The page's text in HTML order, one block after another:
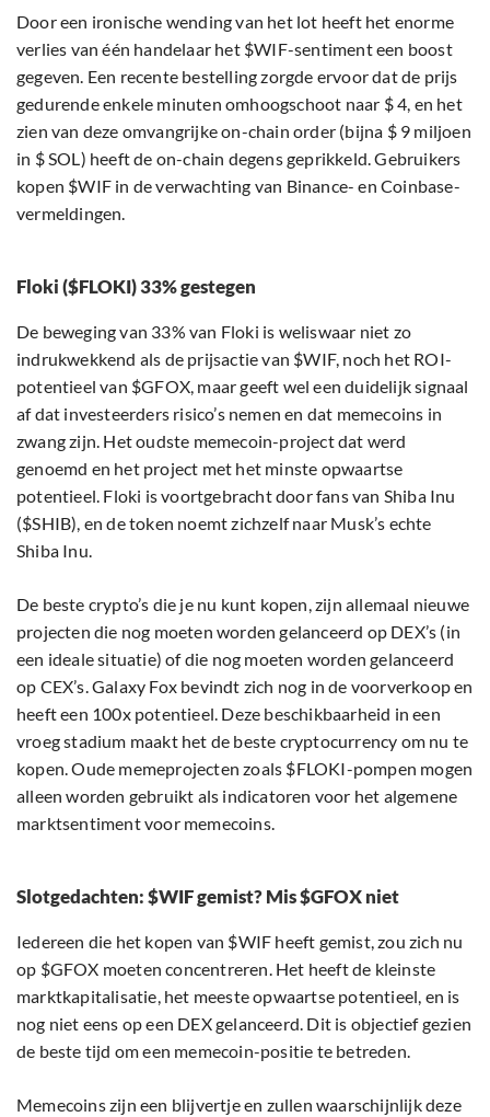
Door een ironische wending van het lot heeft het enorme
verlies van één handelaar het $WIF-sentiment een boost
gegeven. Een recente bestelling zorgde ervoor dat de prijs
gedurende enkele minuten omhoogschoot naar $ 4, en het
zien van deze omvangrijke on-chain order (bijna $ 9 miljoen
in $ SOL) heeft de on-chain degens geprikkeld. Gebruikers
kopen $WIF in de verwachting van Binance- en Coinbase-
vermeldingen.
Floki ($FLOKI) 33% gestegen
De beweging van 33% van Floki is weliswaar niet zo
indrukwekkend als de prijsactie van $WIF, noch het ROI-
potentieel van $GFOX, maar geeft wel een duidelijk signaal
af dat investeerders risico’s nemen en dat memecoins in
zwang zijn. Het oudste memecoin-project dat werd
genoemd en het project met het minste opwaartse
potentieel. Floki is voortgebracht door fans van Shiba Inu
($SHIB), en de token noemt zichzelf naar Musk’s echte
Shiba Inu.
De beste crypto’s die je nu kunt kopen, zijn allemaal nieuwe
projecten die nog moeten worden gelanceerd op DEX’s (in
een ideale situatie) of die nog moeten worden gelanceerd
op CEX’s. Galaxy Fox bevindt zich nog in de voorverkoop en
heeft een 100x potentieel. Deze beschikbaarheid in een
vroeg stadium maakt het de beste cryptocurrency om nu te
kopen. Oude memeprojecten zoals $FLOKI-pompen mogen
alleen worden gebruikt als indicatoren voor het algemene
marktsentiment voor memecoins.
Slotgedachten: $WIF gemist? Mis $GFOX niet
Iedereen die het kopen van $WIF heeft gemist, zou zich nu
op $GFOX moeten concentreren. Het heeft de kleinste
marktkapitalisatie, het meeste opwaartse potentieel, en is
nog niet eens op een DEX gelanceerd. Dit is objectief gezien
de beste tijd om een memecoin-positie te betreden.
Memecoins zijn een blijvertje en zullen waarschijnlijk deze